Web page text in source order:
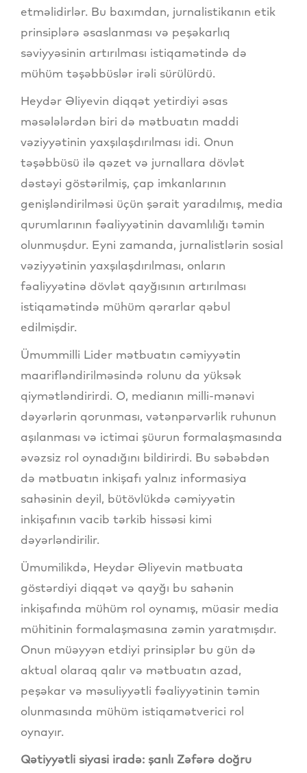
etməlidirlər. Bu baxımdan, jurnalistikanın etik
prinsiplərə əsaslanması və peşəkarlıq
səviyyəsinin artırılması istiqamətində də
mühüm təşəbbüslər irəli sürülürdü.
Heydər Əliyevin diqqət yetirdiyi əsas
məsələlərdən biri də mətbuatın maddi
vəziyyətinin yaxşılaşdırılması idi. Onun
təşəbbüsü ilə qəzet və jurnallara dövlət
dəstəyi göstərilmiş, çap imkanlarının
genişləndirilməsi üçün şərait yaradılmış, media
qurumlarının fəaliyyətinin davamlılığı təmin
olunmuşdur. Eyni zamanda, jurnalistlərin sosial
vəziyyətinin yaxşılaşdırılması, onların
fəaliyyətinə dövlət qayğısının artırılması
istiqamətində mühüm qərarlar qəbul
edilmişdir.
Ümummilli Lider mətbuatın cəmiyyətin
maarifləndirilməsində rolunu da yüksək
qiymətləndirirdi. O, medianın milli-mənəvi
dəyərlərin qorunması, vətənpərvərlik ruhunun
aşılanması və ictimai şüurun formalaşmasında
əvəzsiz rol oynadığını bildirirdi. Bu səbəbdən
də mətbuatın inkişafı yalnız informasiya
sahəsinin deyil, bütövlükdə cəmiyyətin
inkişafının vacib tərkib hissəsi kimi
dəyərləndirilir.
Ümumilikdə, Heydər Əliyevin mətbuata
göstərdiyi diqqət və qayğı bu sahənin
inkişafında mühüm rol oynamış, müasir media
mühitinin formalaşmasına zəmin yaratmışdır.
Onun müəyyən etdiyi prinsiplər bu gün də
aktual olaraq qalır və mətbuatın azad,
peşəkar və məsuliyyətli fəaliyyətinin təmin
olunmasında mühüm istiqamətverici rol
oynayır.
Qətiyyətli siyasi iradə: şanlı Zəfərə doğru